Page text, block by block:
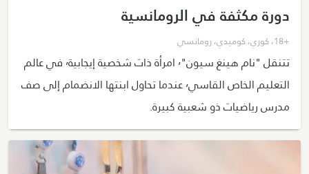
دورة مكثفة في الرومانسية
+18 ، كوري، كوميدي، رومانسي
تتنقل "نام هينغ سيون"٬ امرأة ذات شخصية إيجابية٬ في عالم
التعليم الخاص القاسي٬ عندما تحاول ابنتها الانضمام إلى صف
مدرس رياضيات ذو شعبية كبيرة.